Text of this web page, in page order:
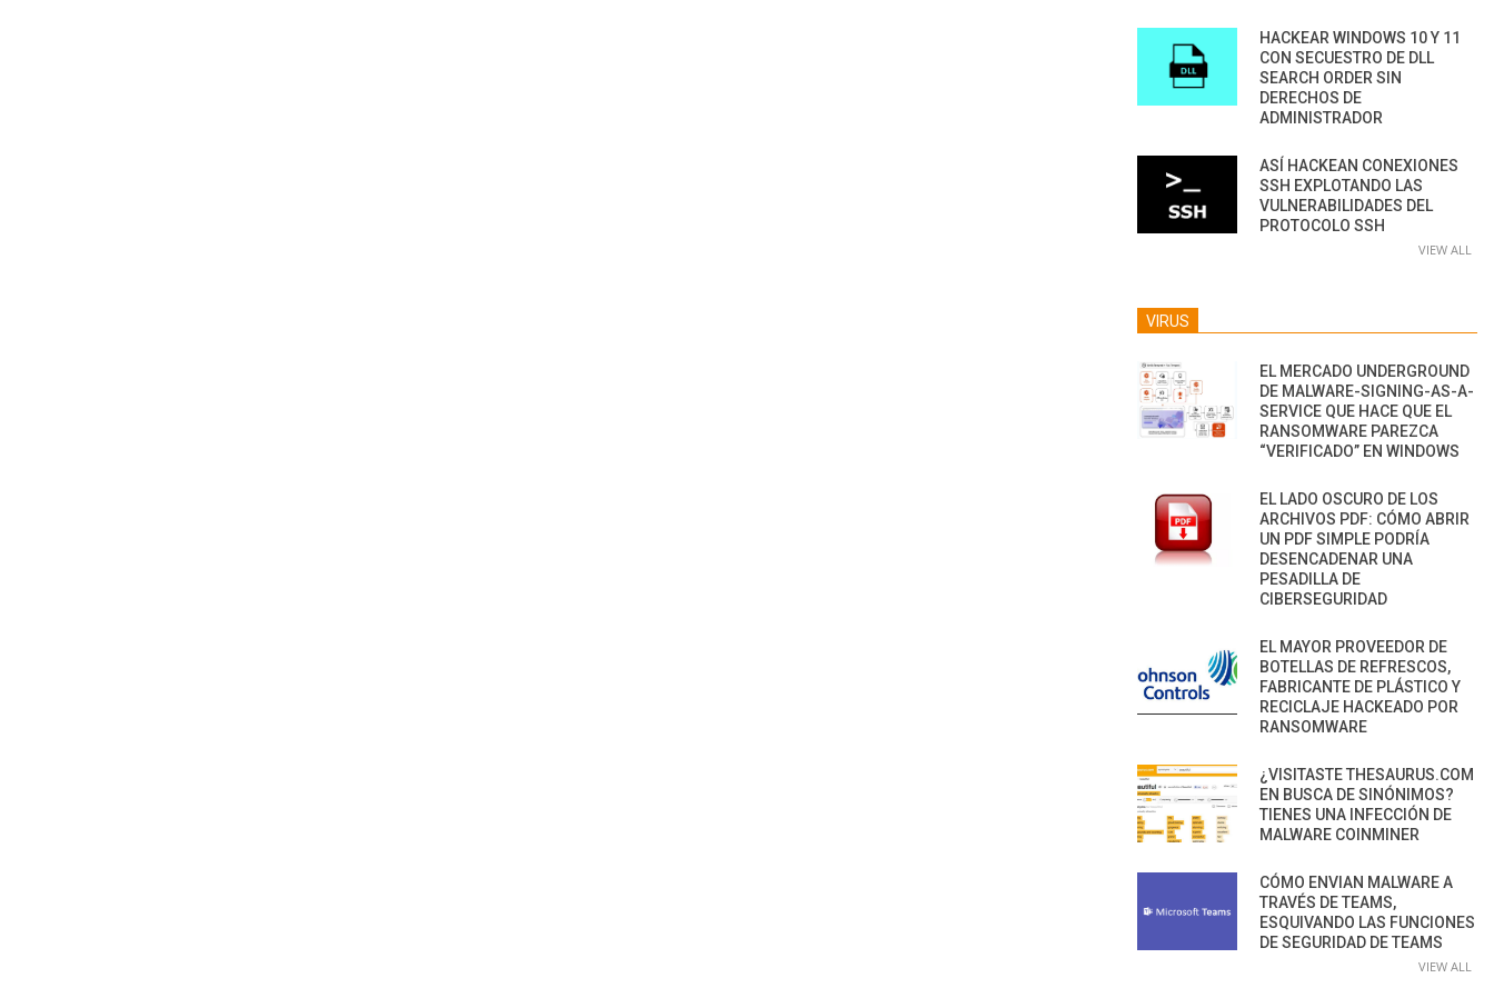
HACKEAR WINDOWS 10 Y 11
CON SECUESTRO DE DLL
SEARCH ORDER SIN
DERECHOS DE
ADMINISTRADOR
ASÍ HACKEAN CONEXIONES
SSH EXPLOTANDO LAS
VULNERABILIDADES DEL
PROTOCOLO SSH
VIEW ALL
VIRUS
EL MERCADO UNDERGROUND
DE MALWARE-SIGNING-AS-A-
SERVICE QUE HACE QUE EL
RANSOMWARE PAREZCA
“VERIFICADO” EN WINDOWS
EL LADO OSCURO DE LOS
ARCHIVOS PDF: CÓMO ABRIR
UN PDF SIMPLE PODRÍA
DESENCADENAR UNA
PESADILLA DE
CIBERSEGURIDAD
EL MAYOR PROVEEDOR DE
BOTELLAS DE REFRESCOS,
FABRICANTE DE PLÁSTICO Y
RECICLAJE HACKEADO POR
RANSOMWARE
¿VISITASTE THESAURUS.COM
EN BUSCA DE SINÓNIMOS?
TIENES UNA INFECCIÓN DE
MALWARE COINMINER
CÓMO ENVIAN MALWARE A
TRAVÉS DE TEAMS,
ESQUIVANDO LAS FUNCIONES
DE SEGURIDAD DE TEAMS
VIEW ALL